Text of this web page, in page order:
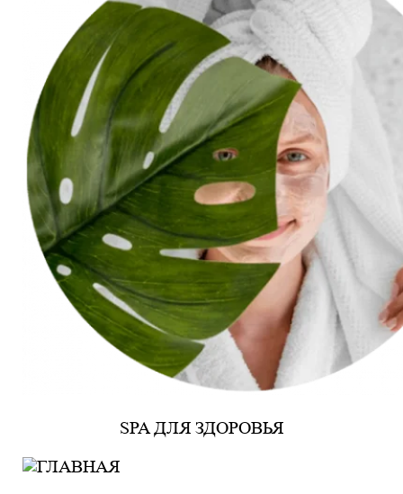
SPA ДЛЯ ЗДОРОВЬЯ